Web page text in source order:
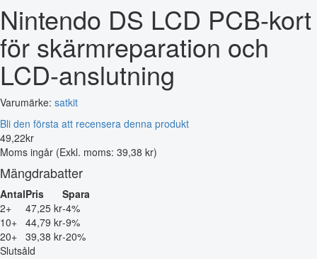
Nintendo DS LCD PCB-kort
för skärmreparation och
LCD-anslutning
Varumärke: satkit
Bli den första att recensera denna produkt
49,22kr
Moms ingår (Exkl. moms: 39,38 kr)
Mängdrabatter
AntalPris
Spara
2+
47,25 kr-4%
10+ 44,79 kr-9%
20+ 39,38 kr-20%
Slutsåld